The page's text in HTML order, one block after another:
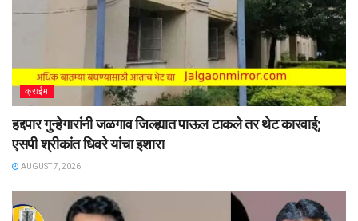
क्राईम
हद्दपार गुन्हेगारांनी जळगाव जिल्ह्यात पाऊल टाकले तर थेट कारवाई;
एसपी श्रीकांत धिवरे यांचा इशारा
AUGUST 7, 2026